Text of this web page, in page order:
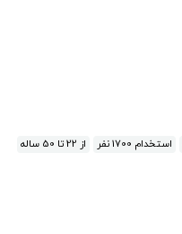
استخدام 1700 نفر
از 22 تا 50 ساله